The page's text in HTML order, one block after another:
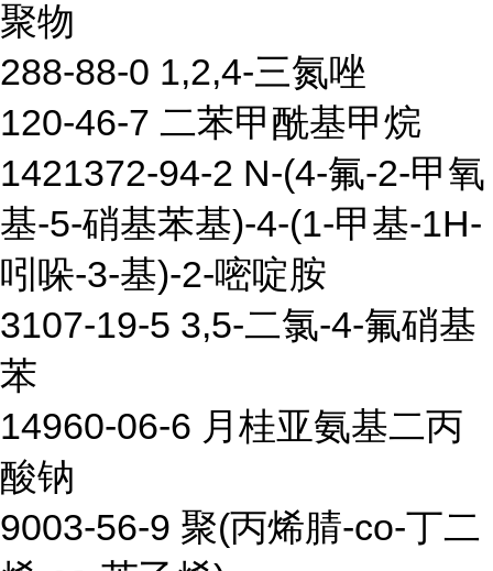
聚物
288-88-0 1,2,4-三氮唑
120-46-7 二苯甲酰基甲烷
1421372-94-2 N-(4-氟-2-甲氧
基-5-硝基苯基)-4-(1-甲基-1H-
吲哚-3-基)-2-嘧啶胺
3107-19-5 3,5-二氯-4-氟硝基
苯
14960-06-6 月桂亚氨基二丙
酸钠
9003-56-9 聚(丙烯腈-co-丁二